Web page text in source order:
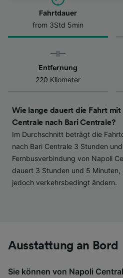
Fahrtdauer
from 3Std 5min
Entfernung
220 Kilometer
Wie lange dauert die Fahrt mit
Centrale nach Bari Centrale?
Im Durchschnitt beträgt die
nach Bari Centrale 3 Stunden
Fernbusverbindung von Napoli
dauert 3 Stunden und 5 Minuten,
jedoch verkehrsbedingt ändern.
Ausstattung an Bord
Sie können von Napoli
Datenschutzrichtlinie.
werden unseren
haben keinen Einfluss auf
Daten werden nicht für
verwendet, wenn Sie uns
Surfverhalten nicht zu
Folgendes bereitzustellen:
Verwendung genauer
Endgeräteeigenschaften
aktiv abfragen.
Informationen auf einem
Personalisierte Werbung
von Werbeleistung und
Inhalten,
Entwicklung und